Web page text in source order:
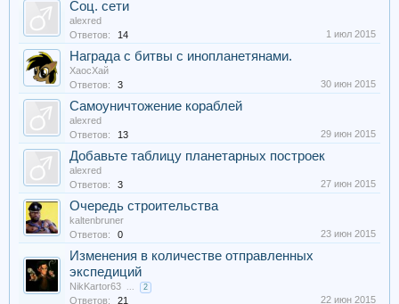
Соц. сети
alexred
Ответов:
14 1 июл 2015
Награда с битвы с инопланетянами.
ХаосХай
Ответов:
3 30 июн 2015
Самоуничтожение кораблей
alexred
Ответов:
13 29 июн 2015
Добавьте таблицу планетарных построек
alexred
Ответов:
3 27 июн 2015
Очередь строительства
kaltenbruner
Ответов:
0 23 июн 2015
Изменения в количестве отправленных
экспедиций
NikKartor63 ... 2
Ответов: 21 22 июн 2015